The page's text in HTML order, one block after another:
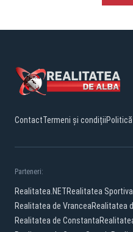
ContactTermeni și condiții
Parteneri:
Realitatea.NETRealitatea Sportiva
Realitatea de VranceaRealitatea
Realitatea de Constanta